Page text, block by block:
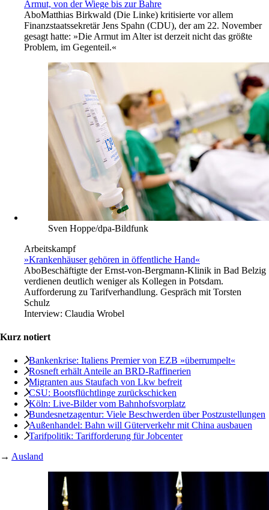
Armut, von der Wiege bis zur Bahre
AboMatthias Birkwald (Die Linke) kritisierte vor allem
Finanzstaatssekretär Jens Spahn (CDU), der am 22. November
gesagt hatte: »Die Armut im Alter ist derzeit nicht das größte
Problem, im Gegenteil.«
Sven Hoppe/dpa-Bildfunk
Arbeitskampf
»Krankenhäuser gehören in öffentliche Hand«
AboBeschäftigte der Ernst-von-Bergmann-Klinik in Bad Belzig
verdienen deutlich weniger als Kollegen in Potsdam.
Aufforderung zu Tarifverhandlung. Gespräch mit Torsten
Schulz
Interview: Claudia Wrobel
Kurz notiert
Bankenkrise: Italiens Premier von EZB »überrumpelt«
Rosneft erhält Anteile an BRD-Raffinerien
Migranten aus Staufach von Lkw befreit
CSU: Bootsflüchtlinge zurückschicken
Köln: Live-Bilder vom Bahnhofsvorplatz
Bundesnetzagentur: Viele Beschwerden über Postzustellungen
Außenhandel: Bahn will Güterverkehr mit China ausbauen
Tarifpolitik: Tarifforderung für Jobcenter
→ Ausland